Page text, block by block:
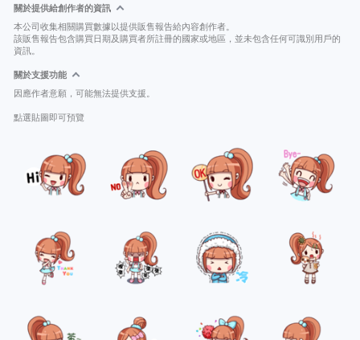
關於提供給創作者的資訊
本公司收集相關購買數據以提供販售報告給內容創作者。
該販售報告包含購買日期及購買者所註冊的國家或地區，並未包含任何可識別用戶的
資訊。
關於支援功能
因應作者意願，可能無法提供支援。
點選貼圖即可預覽